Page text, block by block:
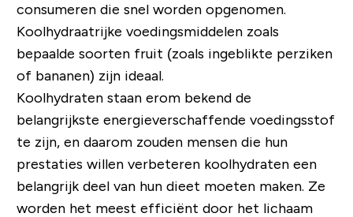
consumeren die snel worden opgenomen.
Koolhydraatrijke voedingsmiddelen zoals
bepaalde soorten fruit (zoals ingeblikte perziken
of bananen) zijn ideaal.
Koolhydraten staan ​​erom bekend de
belangrijkste energieverschaffende voedingsstof
te zijn, en daarom zouden mensen die hun
prestaties willen verbeteren koolhydraten een
belangrijk deel van hun dieet moeten maken. Ze
worden het meest efficiënt door het lichaam